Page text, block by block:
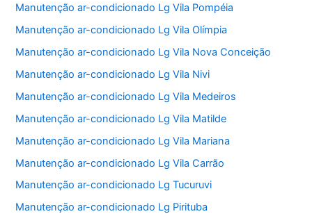
Manutenção ar-condicionado Lg Vila Pompéia
Manutenção ar-condicionado Lg Vila Olímpia
Manutenção ar-condicionado Lg Vila Nova Conceição
Manutenção ar-condicionado Lg Vila Nivi
Manutenção ar-condicionado Lg Vila Medeiros
Manutenção ar-condicionado Lg Vila Matilde
Manutenção ar-condicionado Lg Vila Mariana
Manutenção ar-condicionado Lg Vila Carrão
Manutenção ar-condicionado Lg Tucuruvi
Manutenção ar-condicionado Lg Pirituba